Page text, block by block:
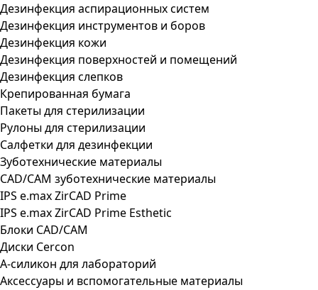
Дезинфекция аспирационных систем
Дезинфекция инструментов и боров
Дезинфекция кожи
Дезинфекция поверхностей и помещений
Дезинфекция слепков
Крепированная бумага
Пакеты для стерилизации
Рулоны для стерилизации
Салфетки для дезинфекции
Зуботехнические материалы
CAD/CAM зуботехнические материалы
IPS e.max ZirCAD Prime
IPS e.max ZirCAD Prime Esthetic
Блоки CAD/CAM
Диски Cercon
А-силикон для лабораторий
Аксессуары и вспомогательные материалы